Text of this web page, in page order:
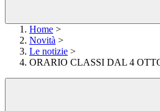
Home >
Novità >
Le notizie >
ORARIO CLASSI DAL 4